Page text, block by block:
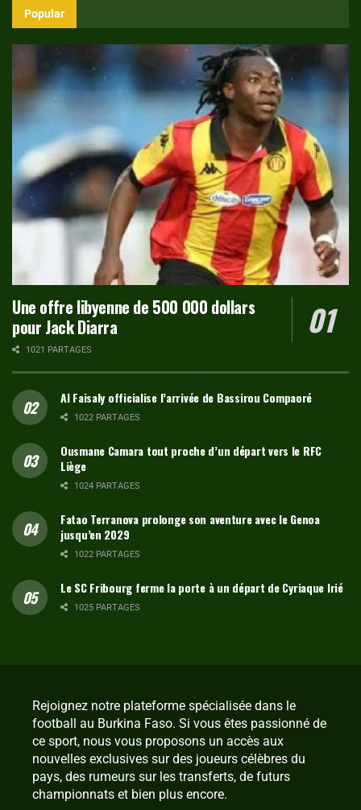
Popular
Une offre libyenne de 500 000 dollars
pour Jack Diarra
1021 PARTAGES
Al Faisaly officialise l’arrivée de Bassirou Compaoré
1022 PARTAGES
Ousmane Camara tout proche d’un départ vers le RFC
Liège
1024 PARTAGES
Fatao Terranova prolonge son aventure avec le Genoa
jusqu’en 2029
1022 PARTAGES
Le SC Fribourg ferme la porte à un départ de Cyriaque Irié
1025 PARTAGES
Rejoignez notre plateforme spécialisée dans le
football au Burkina Faso. Si vous êtes passionné de
ce sport, nous vous proposons un accès aux
nouvelles exclusives sur des joueurs célèbres du
pays, des rumeurs sur les transferts, de futurs
championnats et bien plus encore.